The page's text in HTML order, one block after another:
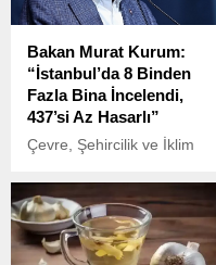
Bakan Murat Kurum:
“İstanbul’da 8 Binden
Fazla Bina İncelendi,
437’si Az Hasarlı”
Çevre, Şehircilik ve İklim
Kurum, İstanbul’da
meydana gelen depremlerin
ardından yapılan hasar
tespit çalışmalarıyla ilgili son